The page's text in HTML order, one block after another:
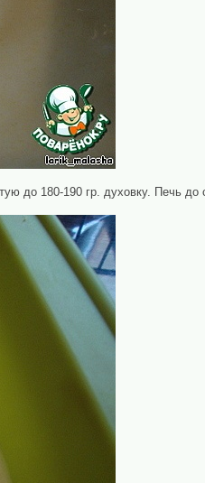
до 180-190 гр. духовку. Печь до